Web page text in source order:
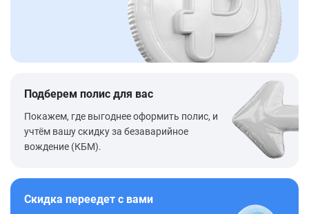
Подберем полис для вас
Покажем, где выгоднее оформить полис, и
учтём вашу скидку за безаварийное
вождение (КБМ).
Скидка переедет с вами